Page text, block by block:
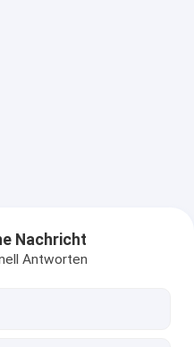
Nachricht
Antworten